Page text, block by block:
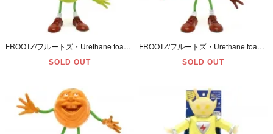
FROOTZ/フルートズ・Urethane foam/発泡ウレタン＆Bendable Figure/ベンダブルフィギュア 「Pear/ペア/洋梨」 23cm・1988年
SOLD OUT
FROOTZ/フルートズ・Urethane foam/発泡ウレタン＆Bendable Figure/ベンダブルフィギュア 「Apple/アップル/林檎」 20cm・1988年
SOLD OUT